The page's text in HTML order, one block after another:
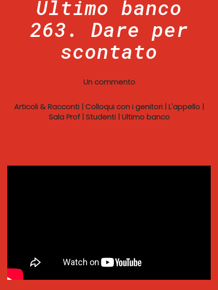
Ultimo banco
263. Dare per
scontato
Un commento
Articoli & Racconti | Colloqui con i genitori | L'appello |
Sala Prof| Studenti| Ultimo banco